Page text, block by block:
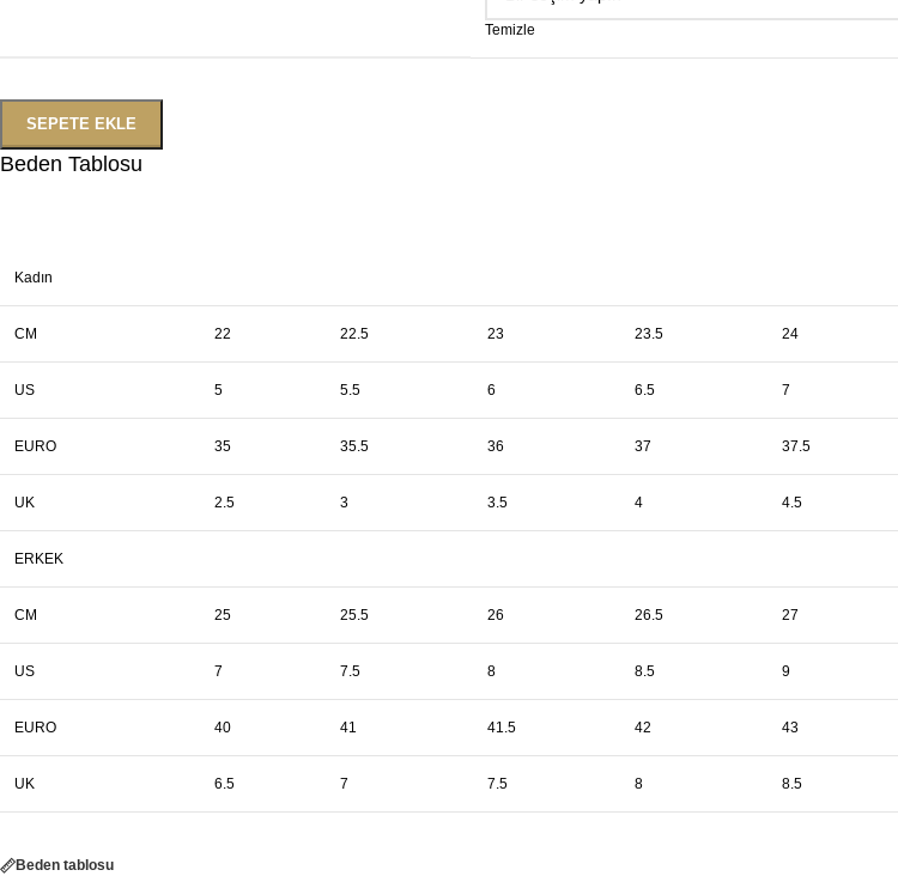
Temizle
SEPETE EKLE
Beden Tablosu
Kadın
CM 22 22.5 23 23.5 24
US 5 5.5 6 6.5 7
EURO 35 35.5 36 37 37.5
UK 2.5 3 3.5 4 4.5
ERKEK
CM 25 25.5 26 26.5 27
US 7 7.5 8 8.5 9
EURO 40 41 41.5 42 43
UK 6.5 7 7.5 8 8.5
Beden tablosu